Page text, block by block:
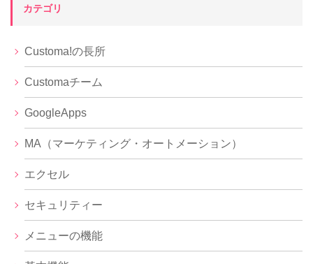
カテゴリ
Customa!の長所
Customaチーム
GoogleApps
MA（マーケティング・オートメーション）
エクセル
セキュリティー
メニューの機能